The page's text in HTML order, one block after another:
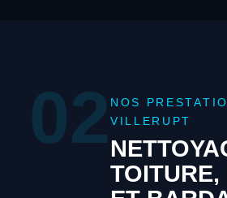
02 NOS
VILLERUPT